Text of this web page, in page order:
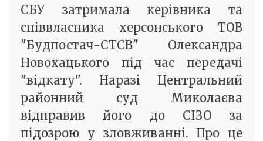
СБУ затримала керівника та
співвласника херсонського ТОВ
"Будпостач-СТСВ" Олександра
Новохацького під час передачі
"відкату". Наразі Центральний
районний суд Миколаєва
відправив його до СІЗО за
підозрою у зловживанні. Про це